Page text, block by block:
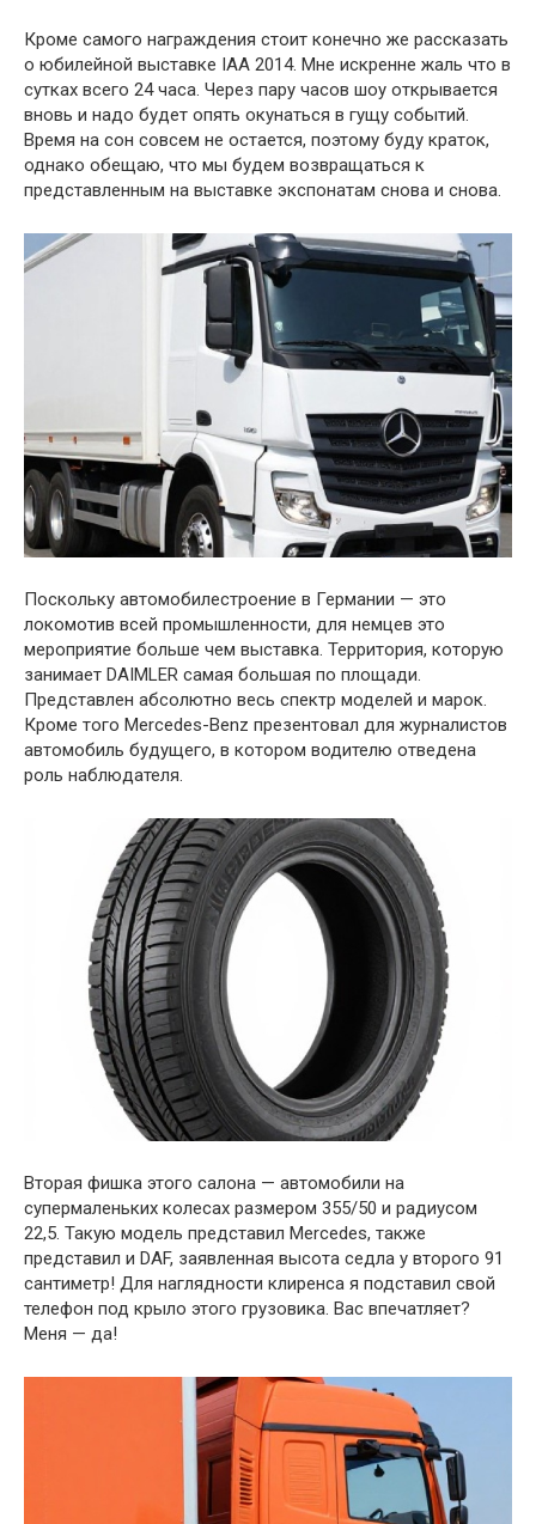
Кроме самого награждения стоит конечно же рассказать
о юбилейной выставке IAA 2014. Мне искренне жаль что в
сутках всего 24 часа. Через пару часов шоу открывается
вновь и надо будет опять окунаться в гущу событий.
Время на сон совсем не остается, поэтому буду краток,
однако обещаю, что мы будем возвращаться к
представленным на выставке экспонатам снова и снова.
Поскольку автомобилестроение в Германии — это
локомотив всей промышленности, для немцев это
мероприятие больше чем выставка. Территория, которую
занимает DAIMLER самая большая по площади.
Представлен абсолютно весь спектр моделей и марок.
Кроме того Mercedes-Benz презентовал для журналистов
автомобиль будущего, в котором водителю отведена
роль наблюдателя.
Вторая фишка этого салона — автомобили на
супермаленьких колесах размером 355/50 и радиусом
22,5. Такую модель представил Mercedes, также
представил и DAF, заявленная высота седла у второго 91
сантиметр! Для наглядности клиренса я подставил свой
телефон под крыло этого грузовика. Вас впечатляет?
Меня — да!